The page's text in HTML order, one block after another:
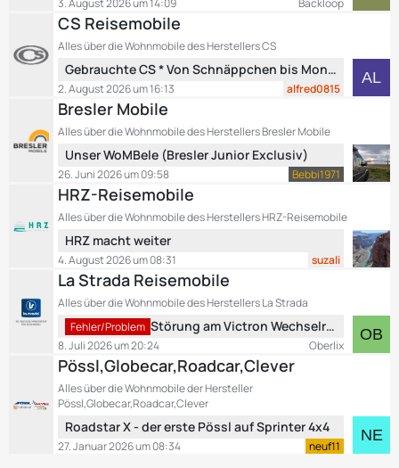
t
r
ä
e
t
z
t
B
e
ä
g
e
Backloop
3. August 2026 um 14:09
CS Reisemobile
Alles über die Wohnmobile des Herstellers CS
e
t
z
t
B
e
ä
g
e
Gebrauchte CS * Von Schnäppchen bis Mondpreis.
alfred0815
2. August 2026 um 16:13
Bresler Mobile
Alles über die Wohnmobile des Herstellers Bresler Mobile
e
t
z
t
B
e
ä
g
e
Unser WoMBele (Bresler Junior Exclusiv)
Bebbi1971
26. Juni 2026 um 09:58
HRZ-Reisemobile
Alles über die Wohnmobile des Herstellers HRZ-Reisemobile
e
t
z
t
B
e
t
g
HRZ macht weiter
suzali
4. August 2026 um 08:31
La Strada Reisemobile
Alles über die Wohnmobile des Herstellers La Strada
e
t
z
t
e
e
Fehler/Problem Störung am Victron Wechselrichter
Oberlix
8. Juli 2026 um 20:24
Pössl,Globecar,Roadcar,Clever
Alles über die Wohnmobile der Hersteller
Pössl,Globecar,Roadcar,Clever
e
Roadstar X - der erste Pössl auf Sprinter 4x4
neuf11
27. Januar 2026 um 08:34